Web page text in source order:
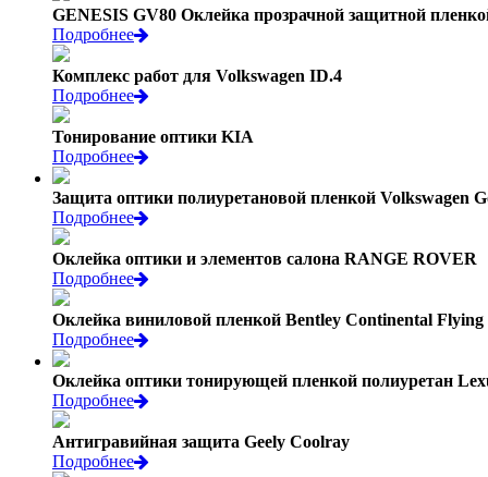
GENESIS GV80 Оклейка прозрачной защитной
Подробнее
Комплекс работ для Volkswagen ID.4
Подробнее
Тонирование оптики KIA
Подробнее
Защита оптики полиуретановой пленкой Volkswagen
Подробнее
Оклейка оптики и элементов салона RANGE ROVER
Подробнее
Оклейка виниловой пленкой Bentley Continental Flying
Подробнее
Оклейка оптики тонирующей пленкой полиуретан
Подробнее
Антигравийная защита Geely Coolray
Подробнее